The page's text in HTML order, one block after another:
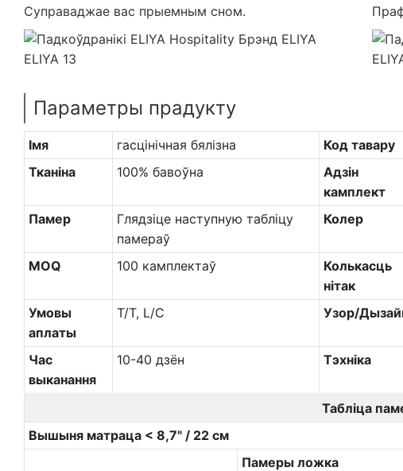
Суправаджае вас прыемным сном.
Параметры прадукту
Імя гасцінічная бялізна Код тавару
Тканіна
100% бавоўна
Адзін
камплект
Памер
Глядзіце наступную табліцу
памераў
Колер
MOQ 100 камплектаў
Колькасць
нітак
Умовы
аплаты
T/T, L/C Узор/
Час
выканання
10-40 дзён Тэхніка
Табліца
Вышыня матраца < 8,7" / 22 см
Памеры ложка